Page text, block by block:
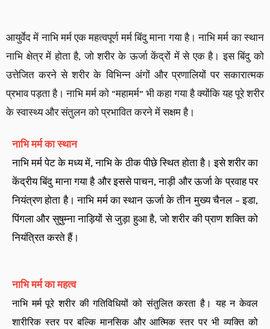
आयुर्वेद में नाभि मर्म एक महत्वपूर्ण मर्म बिंदु माना गया है। नाभि मर्म का स्थान
नाभि क्षेत्र में होता है, जो शरीर के ऊर्जा केंद्रों में से एक है। इस बिंदु को
उत्तेजित करने से शरीर के विभिन्न अंगों और प्रणालियों पर सकारात्मक
प्रभाव पड़ता है। नाभि मर्म को “महामर्म” भी कहा गया है क्योंकि यह पूरे शरीर
के स्वास्थ्य और संतुलन को प्रभावित करने में सक्षम है।
नाभि मर्म का स्थान
नाभि मर्म पेट के मध्य में, नाभि के ठीक पीछे स्थित होता है। इसे शरीर का
केंद्रीय बिंदु माना गया है और इससे पाचन, नाड़ी और ऊर्जा के प्रवाह पर
नियंत्रण होता है। नाभि मर्म का स्थान ऊर्जा के तीन मुख्य चैनल – इडा,
पिंगला और सुषुम्ना नाड़ियों से जुड़ा हुआ है, जो शरीर की प्राण शक्ति को
नियंत्रित करते हैं।
नाभि मर्म का महत्व
नाभि मर्म पूरे शरीर की गतिविधियों को संतुलित करता है। यह न केवल
शारीरिक स्तर पर बल्कि मानसिक और आत्मिक स्तर पर भी व्यक्ति को